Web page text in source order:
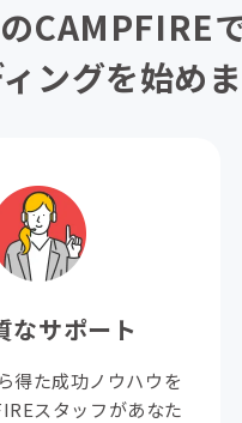
CAMPFIRE
ングを始め
なサポート
得た成功ノウハウを
スタッフがあなた